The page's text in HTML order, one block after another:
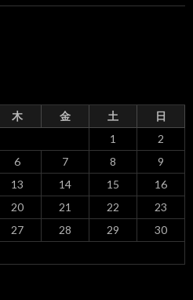
木 金 土
日
1
2
6 7 8
9
13 14 15
16
20 21 22
23
27 28 29
30